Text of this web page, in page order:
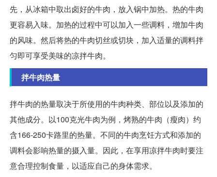
先，从冰箱中取出卤好的牛肉，放入锅中加热。热的牛肉
更容易入味。加热的过程中可以加入一些调料，增加牛肉
的风味。然后将热的牛肉切丝或切块，加入适量的调料拌
匀即可享受美味的凉拌牛肉。
拌牛肉热量
拌牛肉的热量取决于所使用的牛肉种类、部位以及添加的
其他成分。以100克光牛肉为例，烤熟的牛肉（瘦肉）约
含166-250卡路里的热量。不同的牛肉烹饪方式和添加的
调料会影响热量的摄入量。因此，在享用凉拌牛肉时要注
意合理控制食量，以适应自己的身体需求。